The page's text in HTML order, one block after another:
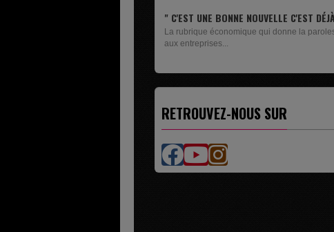
UNE BONNE NOUVELLE C'EST DÉJÀ... LIVRES
Un lundi sur deux, Maxime Janssens vous
présente les livres de...
RETROUVEZ-NOUS SUR